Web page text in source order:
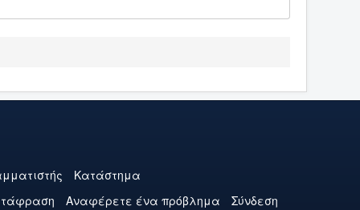
Κατάστημα
Αναφέρετε ένα πρόβλημα Σύνδεση